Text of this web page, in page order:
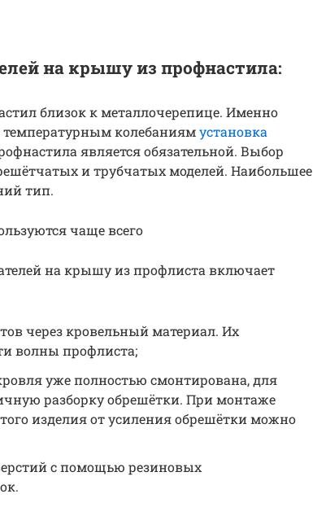
на крышу из профнастила:
близок к металлочерепице. Именно
температурным колебаниямустановка
является обязательной. Выбор
и трубчатых моделей. Наибольшее
тип.
чаще всего
на крышу из профлиста включает
через кровельный материал. Их
волны профлиста;
уже полностью смонтирована, для
разборку обрешётки. При монтаже
изделия от усиления обрешётки можно
с помощью резиновых